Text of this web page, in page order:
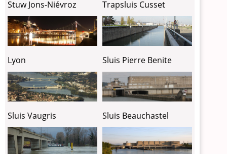
Stuw Jons-Niévroz Trapsluis Cusset
Lyon Sluis Pierre Benite
Sluis Vaugris Sluis Beauchastel